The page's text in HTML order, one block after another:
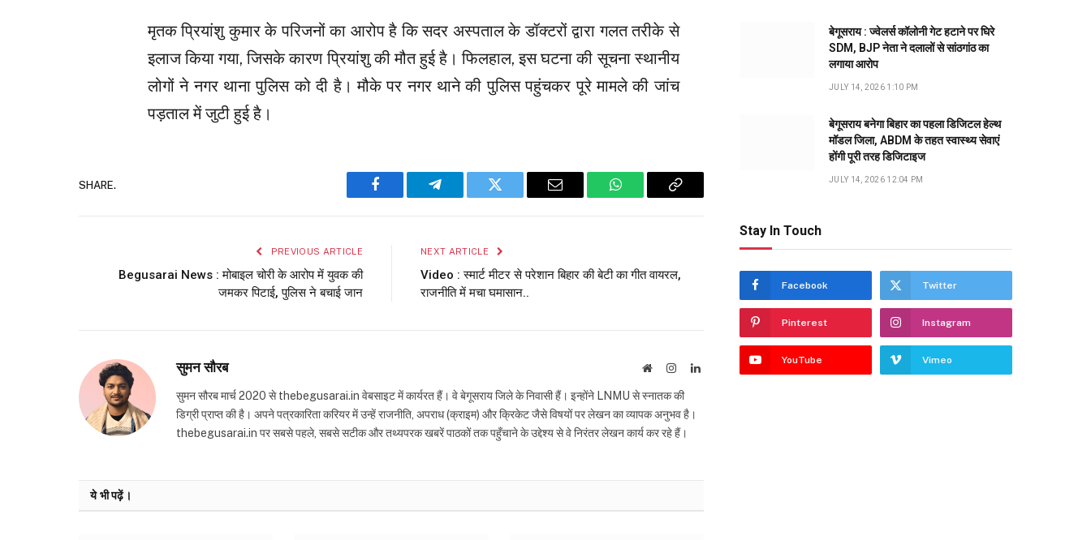
मृतक प्रियांशु कुमार के परिजनों का आरोप है कि सदर अस्पताल के डॉक्टरों द्वारा गलत तरीके से
इलाज किया गया, जिसके कारण प्रियांशु की मौत हुई है। फिलहाल, इस घटना की सूचना स्थानीय
लोगों ने नगर थाना पुलिस को दी है। मौके पर नगर थाने की पुलिस पहुंचकर पूरे मामले की जांच
पड़ताल में जुटी हुई है।
SHARE.
Facebook Telegram Twitter Email WhatsAppCopy
PREVIOUS ARTICLE
Begusarai News : मोबाइल चोरी के आरोप में युवक की
जमकर पिटाई, पुलिस ने बचाई जान
NEXT ARTICLE
Video : स्मार्ट मीटर से परेशान बिहार की बेटी का गीत वायरल,
राजनीति में मचा घमासान..
सुमन सौरब WebsiteInstagramLinkedIn
सुमन सौरब मार्च 2020 से thebegusarai.in वेबसाइट में कार्यरत हैं। वे बेगूसराय जिले के निवासी हैं। इन्होंने LNMU से स्नातक की
डिग्री प्राप्त की है। अपने पत्रकारिता करियर में उन्हें राजनीति, अपराध (क्राइम) और क्रिकेट जैसे विषयों पर लेखन का व्यापक अनुभव है।
thebegusarai.in पर सबसे पहले, सबसे सटीक और तथ्यपरक खबरें पाठकों तक पहुँचाने के उद्देश्य से वे निरंतर लेखन कार्य कर रहे हैं।
ये भी पढ़ें।
बेगूसराय : ज्वेलर्स कॉलोनी गेट हटाने पर घिरे
SDM, BJP नेता ने दलालों से सांठगांठ का
लगाया आरोप
JULY 14, 2026 1:10 PM
बेगूसराय बनेगा बिहार का पहला डिजिटल हेल्थ
मॉडल जिला, ABDM के तहत स्वास्थ्य सेवाएं
होंगी पूरी तरह डिजिटाइज
JULY 14, 2026 12:04 PM
Stay In Touch
Facebook Twitter
Pinterest Instagram
YouTube Vimeo